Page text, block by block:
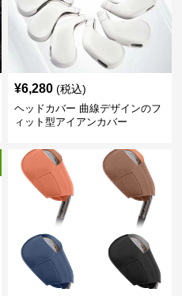
¥6,280 (税込)
ヘッドカバー 曲線デザインのフ
ィット型アイアンカバー